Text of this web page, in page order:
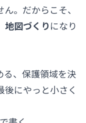
。だからこそ、
地図づくり になり
る、保護領域を決
後にやっと小さく